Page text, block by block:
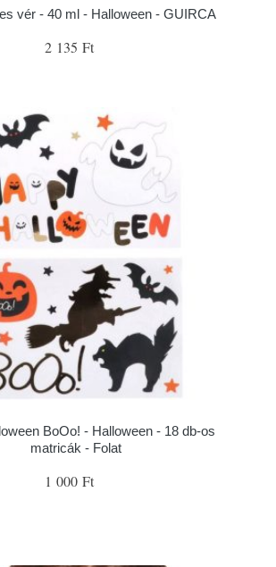
vér - 40 ml - Halloween - GUIRCA
2 135 Ft
BoOo! - Halloween - 18 db-os
matricák - Folat
1 000 Ft